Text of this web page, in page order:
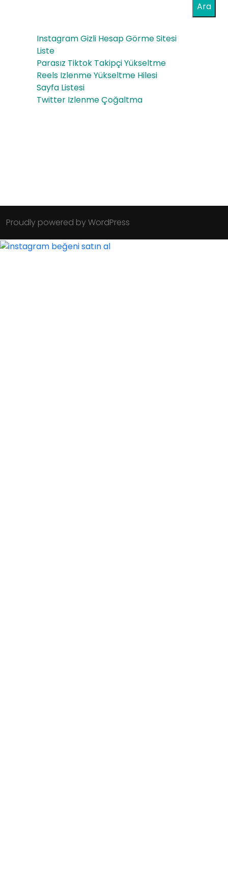
Ara
Instagram Gizli Hesap Görme Sitesi
Liste
Parasız Tiktok Takipçi Yükseltme
Reels Izlenme Yükseltme Hilesi
Sayfa Listesi
Twitter Izlenme Çoğaltma
Proudly powered by WordPress